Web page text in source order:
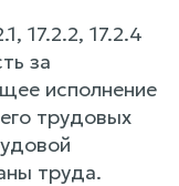
17.2.2, 17.2.4
за
исполнение
трудовых
труда.